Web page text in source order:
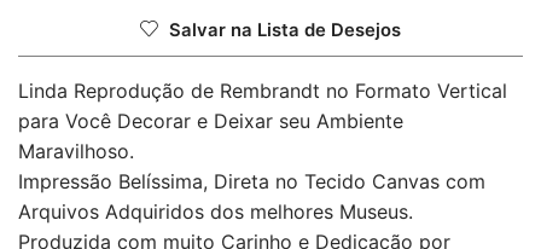
Salvar na Lista de Desejos
Linda Reprodução de Rembrandt no Formato Vertical
para Você Decorar e Deixar seu Ambiente
Maravilhoso.
Impressão Belíssima, Direta no Tecido Canvas com
Arquivos Adquiridos dos melhores Museus.
Produzida com muito Carinho e Dedicação por